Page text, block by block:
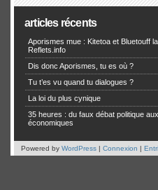
articles récents
Aporismes mue : Kitetoa et Bluetouff
Reflets.info
Dis donc Aporismes, tu es où ?
Tu t’es vu quand tu dialogues ?
La loi du plus cynique
35 heures : du faux débat politique
économiques
Powered by WordPress | Connexion |